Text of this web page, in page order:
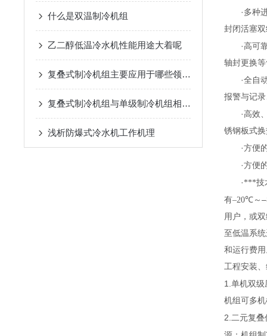
什么是双温制冷机组
乙二醇低温冷水机性能用途大着呢
复叠式制冷机组主要应用于哪些领域？
复叠式制冷机组与单级制冷机组相比有哪些优势？
浅析​防爆式冷水机工作机理
· 多种
封闭活塞
· 高可
轴封更换
·全自
报警与记
· 高效
锈钢板式
·方便
·方便
· ***技
有–20℃ ～
用户，或
至低温系
和运行费
工程安装
1. 单机双级
机组可多
2. 二元复叠